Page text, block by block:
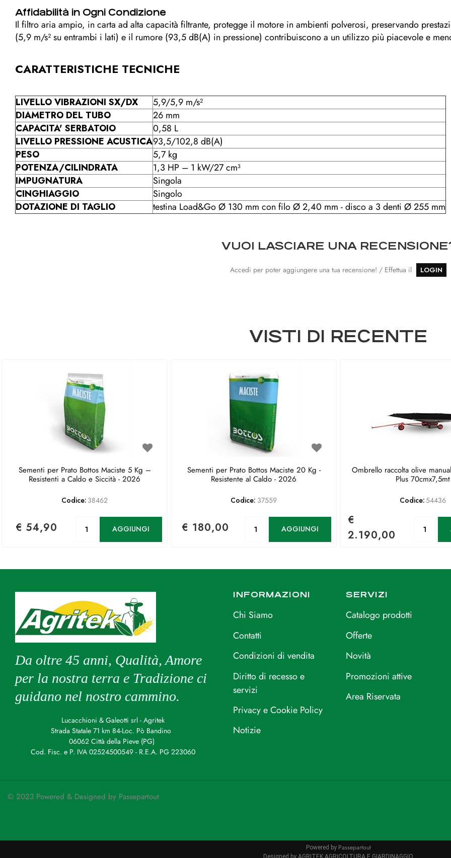
Affidabilità in Ogni Condizione
Il filtro aria ampio, in carta ad alta capacità filtrante, protegge il motore in ambienti polverosi, preservando
(5,9 m/s² su entrambi i lati) e il rumore (93,5 dB(A) in pressione) contribuiscono a un utilizzo più piacevole e
CARATTERISTICHE TECNICHE
LIVELLO VIBRAZIONI SX/DX
5,9/5,9 m/s²
DIAMETRO DEL TUBO
26 mm
CAPACITA' SERBATOIO
0,58 L
LIVELLO PRESSIONE ACUSTICA93,5/102,8 dB(A)
PESO
5,7 kg
POTENZA/CILINDRATA
1,3 HP – 1 kW/27 cm³
IMPUGNATURA
Singola
CINGHIAGGIO
Singolo
DOTAZIONE DI TAGLIO
testina Load&Go Ø 130 mm con filo Ø 2,40 mm - disco a 3 denti Ø 255 mm
VUOI LASCIARE UNA
Accedi per poter aggiungere una tua recensione! / Effettua il LOGIN
VISTI DI RECENTE
Sementi per Prato Bottos Maciste 5 Kg –
Resistenti a Caldo e Siccità - 2026
Codice: 38462
€ 54,90 AGGIUNGI
Sementi per Prato Bottos Maciste 20 Kg -
Resistente al Caldo - 2026
Codice: 37559
€ 180,00 AGGIUNGI
Ombrello raccolta olive
Plus 70cmx7,5mt
Codice:54436
€
2.190,00
Da oltre 45 anni, Qualità, Amore
per la nostra terra e Tradizione ci
guidano nel nostro cammino.
Lucacchioni & Galeotti srl - Agritek
Strada Statale 71 km 84-Loc. Pò Bandino
06062 Città della Pieve (PG)
Cod. Fisc. e P. IVA 02524500549 - R.E.A. PG 223060
INFORMAZIONI
Chi Siamo
Contatti
Condizioni di vendita
Diritto di recesso e
servizi
Privacy e Cookie Policy
Notizie
SERVIZI
Catalogo prodotti
Offerte
Novità
Promozioni attive
Area Riservata
© 2023 Powered & Designed by Passepartout
Powered by Passepartout
Designed by AGRITEK AGRICOLTURA E GIARDINAGGIO